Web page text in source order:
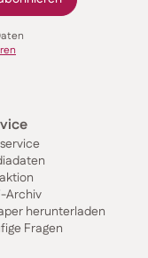
Archiv
herunterladen
Fragen